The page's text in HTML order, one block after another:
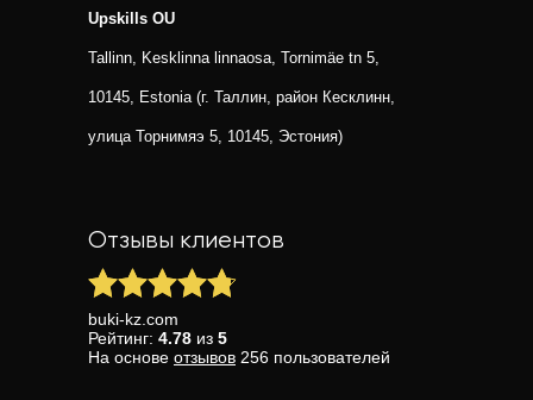
Upskills OU
Tallinn, Kesklinna linnaosa, Tornimäe tn 5,
10145, Estonia (г. Таллин, район Кесклинн,
улица Торнимяэ 5, 10145, Эстония)
Отзывы клиентов
buki-kz.com
Рейтинг: 4.78 из 5
На основе отзывов 256 пользователей